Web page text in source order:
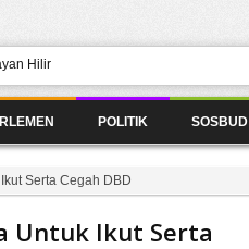
Hilir
Akhir Mei
POLITIK SOSBUD
Serta Cegah DBD
Untuk Ikut Serta